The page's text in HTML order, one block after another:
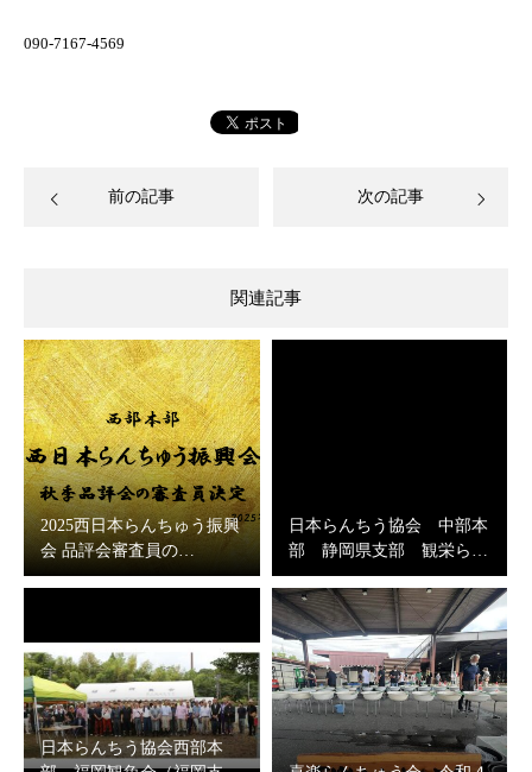
090-7167-4569
前の記事 次の記事
関連記事
2025西日本らんちゅう振興
会 品評会審査員の…
日本らんちう協会 中部本
部 静岡県支部 観栄ら…
日本らんちう協会西部本